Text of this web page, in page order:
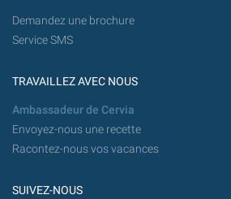
Demandez une brochure
Service SMS
TRAVAILLEZ AVEC NOUS
Ambassadeur de Cervia
Envoyez-nous une recette
Racontez-nous vos vacances
SUIVEZ-NOUS